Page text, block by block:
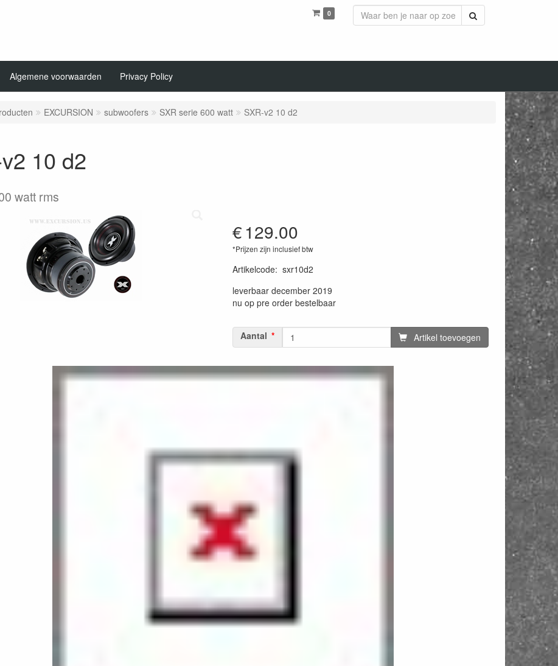
0
Algemene voorwaarden Privacy Policy
EXCURSION subwoofers SXR serie 600 watt SXR-v2 10 d2
10 d2
watt rms
€129.00
*Prijzen zijn inclusief btw
Artikelcode: sxr10d2
leverbaar december 2019
nu op pre order bestelbaar
Aantal Artikel toevoegen